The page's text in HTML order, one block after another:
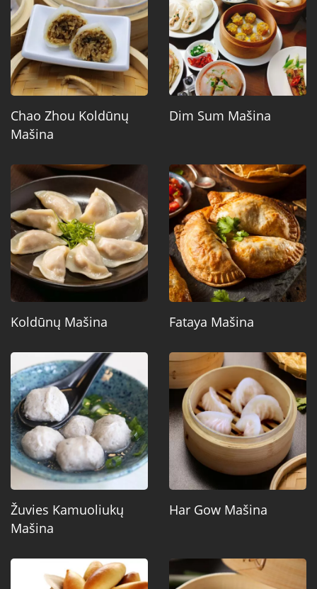
Chao Zhou Koldūnų
Mašina
Dim Sum Mašina
Koldūnų Mašina Fataya Mašina
Žuvies Kamuoliukų
Mašina
Har Gow Mašina